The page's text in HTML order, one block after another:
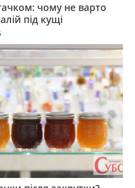
чому не варто
під кущі